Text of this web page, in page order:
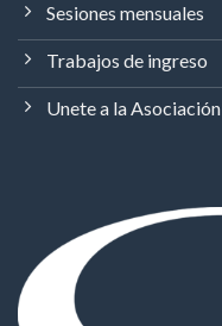
Sesiones mensuales
Trabajos de ingreso
Unete a la Asociación